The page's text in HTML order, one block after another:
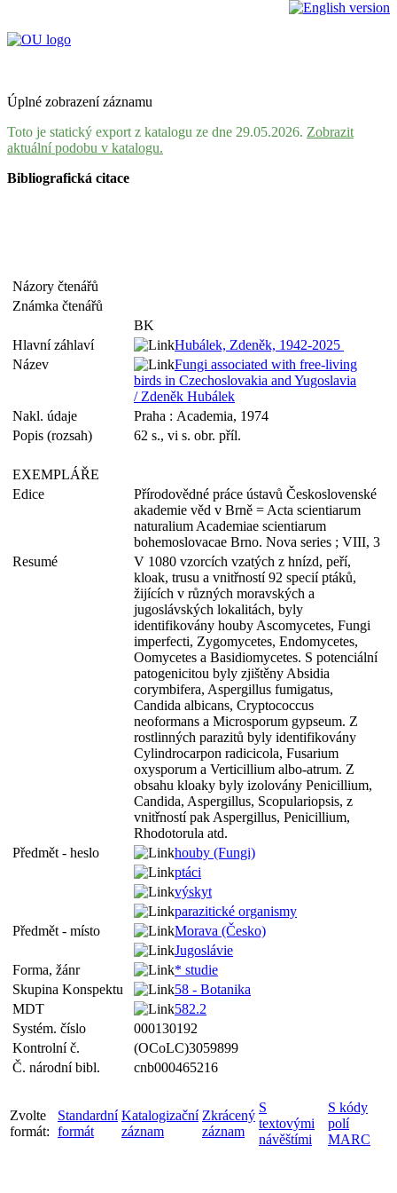
Úplné zobrazení záznamu
Toto je statický export z katalogu ze dne 29.05.2026. Zobrazit
aktuální podobu v katalogu.
Bibliografická citace
Názory čtenářů
Známka čtenářů
BK
Hlavní záhlaví
Hubálek, Zdeněk, 1942-2025
Název
Fungi associated with free-living
birds in Czechoslovakia and Yugoslavia
/ Zdeněk Hubálek
Nakl. údaje
Praha : Academia, 1974
Popis (rozsah)
62 s., vi s. obr. příl.
EXEMPLÁŘE
Edice
Přírodovědné práce ústavů Československé
akademie věd v Brně = Acta scientiarum
naturalium Academiae scientiarum
bohemoslovacae Brno. Nova series ; VIII, 3
Resumé
V 1080 vzorcích vzatých z hnízd, peří,
kloak, trusu a vnitřností 92 specií ptáků,
žijících v různých moravských a
jugoslávských lokalitách, byly
identifikovány houby Ascomycetes, Fungi
imperfecti, Zygomycetes, Endomycetes,
Oomycetes a Basidiomycetes. S potenciální
patogenicitou byly zjištěny Absidia
corymbifera, Aspergillus fumigatus,
Candida albicans, Cryptococcus
neoformans a Microsporum gypseum. Z
rostlinných parazitů byly identifikovány
Cylindrocarpon radicicola, Fusarium
oxysporum a Verticillium albo-atrum. Z
obsahu kloaky byly izolovány Penicillium,
Candida, Aspergillus, Scopulariopsis, z
vnitřností pak Aspergillus, Penicillium,
Rhodotorula atd.
Předmět - heslo
houby (Fungi)
ptáci
výskyt
parazitické organismy
Předmět - místo
Morava (Česko)
Jugoslávie
Forma, žánr
* studie
Skupina Konspektu
58 - Botanika
MDT
582.2
Systém. číslo
000130192
Kontrolní č.
(OCoLC)3059899
Č. národní bibl.
cnb000465216
Zvolte
formát:
Standardní
formát
Katalogizační
záznam
Zkrácený
záznam
S
textovými
návěštími
S kódy
polí
MARC